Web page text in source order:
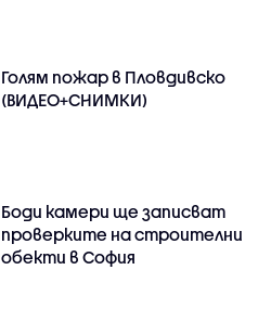
Голям пожар в Пловдивско
(ВИДЕО+СНИМКИ)
Боди камери ще записват
проверките на строителни
обекти в София